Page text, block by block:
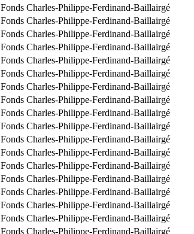
Fonds Charles-Philippe-Ferdinand-Baillairgé
Fonds Charles-Philippe-Ferdinand-Baillairgé
Fonds Charles-Philippe-Ferdinand-Baillairgé
Fonds Charles-Philippe-Ferdinand-Baillairgé
Fonds Charles-Philippe-Ferdinand-Baillairgé
Fonds Charles-Philippe-Ferdinand-Baillairgé
Fonds Charles-Philippe-Ferdinand-Baillairgé
Fonds Charles-Philippe-Ferdinand-Baillairgé
Fonds Charles-Philippe-Ferdinand-Baillairgé
Fonds Charles-Philippe-Ferdinand-Baillairgé
Fonds Charles-Philippe-Ferdinand-Baillairgé
Fonds Charles-Philippe-Ferdinand-Baillairgé
Fonds Charles-Philippe-Ferdinand-Baillairgé
Fonds Charles-Philippe-Ferdinand-Baillairgé
Fonds Charles-Philippe-Ferdinand-Baillairgé
Fonds Charles-Philippe-Ferdinand-Baillairgé
Fonds Charles-Philippe-Ferdinand-Baillairgé
Fonds Charles-Philippe-Ferdinand-Baillairgé